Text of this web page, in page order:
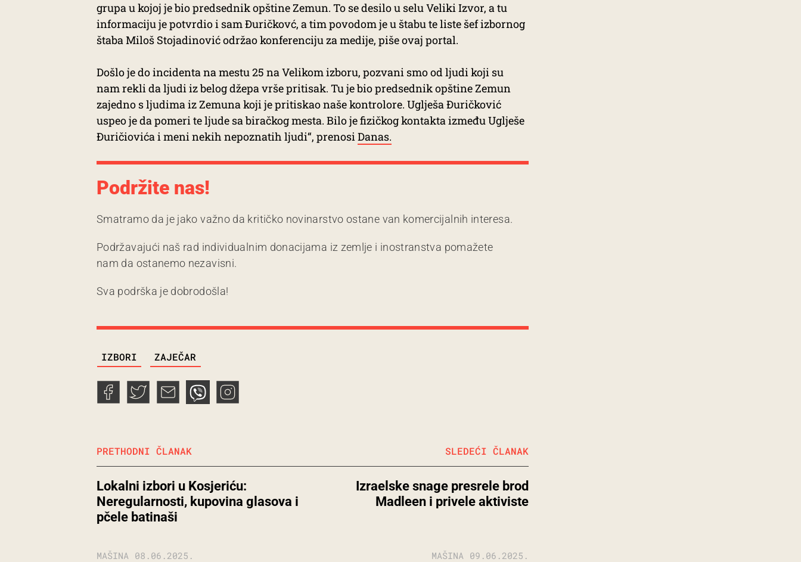
grupa u kojoj je bio predsednik opštine Zemun. To se desilo u selu Veliki Izvor, a tu
informaciju je potvrdio i sam Đuričkovć, a tim povodom je u štabu te liste šef izbornog
štaba Miloš Stojadinović održao konferenciju za medije, piše ovaj portal.
Došlo je do incidenta na mestu 25 na Velikom izboru, pozvani smo od ljudi koji su
nam rekli da ljudi iz belog džepa vrše pritisak. Tu je bio predsednik opštine Zemun
zajedno s ljudima iz Zemuna koji je pritiskao naše kontrolore. Uglješa Đuričković
uspeo je da pomeri te ljude sa biračkog mesta. Bilo je fizičkog kontakta između Uglješe
Đuričiovića i meni nekih nepoznatih ljudi“, prenosiDanas.
Podržite nas!
Smatramo da je jako važno da kritičko novinarstvo ostane van komercijalnih interesa.
Podržavajući naš rad individualnim donacijama iz zemlje i inostranstva pomažete
nam da ostanemo nezavisni.
Sva podrška je dobrodošla!
IZBORI ZAJEČAR
PRETHODNI ČLANAK
Lokalni izbori u Kosjeriću:
Neregularnosti, kupovina glasova i
pčele batinaši
MAŠINA 08.06.2025.
Izraelske snage presrele brod
Madleen i privele aktiviste
SLEDEĆI ČLANAK
MAŠINA 09.06.2025.